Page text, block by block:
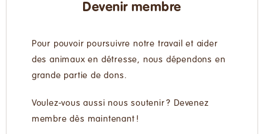
Devenir membre
Pour pouvoir poursuivre notre travail et aider
des animaux en détresse, nous dépendons en
grande partie de dons.
Voulez-vous aussi nous soutenir ? Devenez
membre dès maintenant !